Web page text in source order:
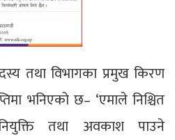
तथा विभागका प्रमुख किरण
भनिएको छ– ‘एमाले निश्चित
तथा अवकाश पाउने